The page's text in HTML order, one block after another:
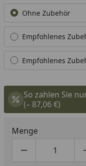
Ohne Zubehör
Empfohlenes
Empfohlenes
So zahlen Sie
(– 87,06 €)
Menge
Produktmenge